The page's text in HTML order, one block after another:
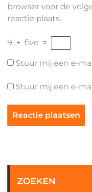
browser voor de
reactie plaats.
9 + five =
Stuur mij een e-
Stuur mij een e-
ZOEKEN